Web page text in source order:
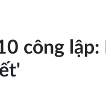
công lập: